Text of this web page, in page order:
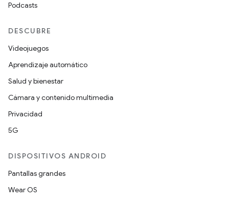
Podcasts
DESCUBRE
Videojuegos
Aprendizaje automático
Salud y bienestar
Cámara y contenido multimedia
Privacidad
5G
DISPOSITIVOS ANDROID
Pantallas grandes
Wear OS